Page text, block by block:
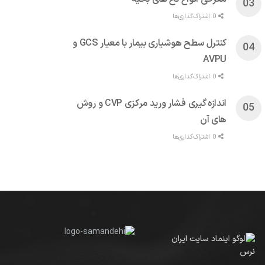
کنترل سطح هوشیاری بیمار با معیار GCS و
AVPU
اندازه گیری فشار ورید مرکزی CVP و روش
های آن